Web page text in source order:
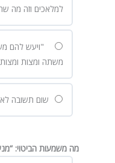
למלאכים וזה מה
"ויעש להם
משתה ומצות
שום תשובה לא
מה משמעות הביטוי: